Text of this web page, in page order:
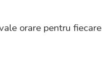
orare pentru fiecare